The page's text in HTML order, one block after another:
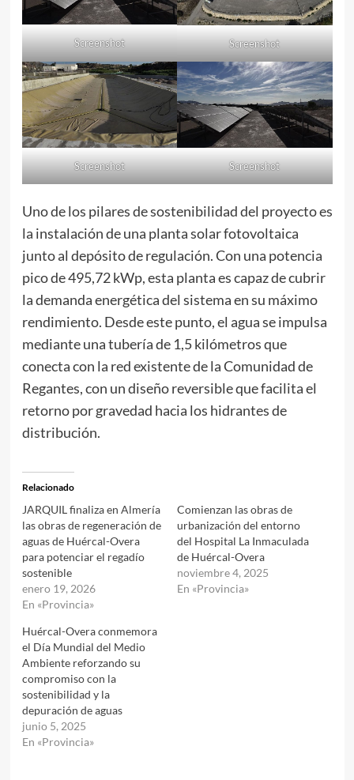
Screenshot Screenshot
Screenshot Screenshot
Uno de los pilares de sostenibilidad del proyecto es
la instalación de una planta solar fotovoltaica
junto al depósito de regulación. Con una potencia
pico de 495,72 kWp, esta planta es capaz de cubrir
la demanda energética del sistema en su máximo
rendimiento. Desde este punto, el agua se impulsa
mediante una tubería de 1,5 kilómetros que
conecta con la red existente de la Comunidad de
Regantes, con un diseño reversible que facilita el
retorno por gravedad hacia los hidrantes de
distribución.
Relacionado
JARQUIL finaliza en Almería
las obras de regeneración de
aguas de Huércal-Overa
para potenciar el regadío
sostenible
enero 19, 2026
En «Provincia»
Comienzan las obras de
urbanización del entorno
del Hospital La Inmaculada
de Huércal-Overa
noviembre 4, 2025
En «Provincia»
Huércal-Overa conmemora
el Día Mundial del Medio
Ambiente reforzando su
compromiso con la
sostenibilidad y la
depuración de aguas
junio 5, 2025
En «Provincia»